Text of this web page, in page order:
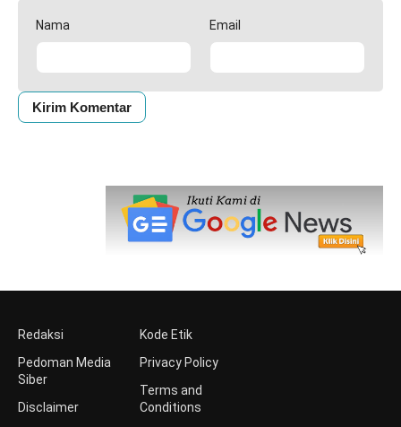
Nama Email
Redaksi
Pedoman Media
Siber
Disclaimer
Kode Etik
Privacy Policy
Terms and
Conditions